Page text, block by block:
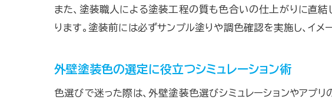
外壁塗
塗装
ツー
また、塗装職人による塗装工程の質も色合いの仕上がりに直
ります。塗装前には必ずサンプル塗りや調色確認を実施し、イメ
外壁塗装色の選定に役立つシミュレーション術
色選びで迷った際は、外壁塗装色選びシミュレーションやアプ